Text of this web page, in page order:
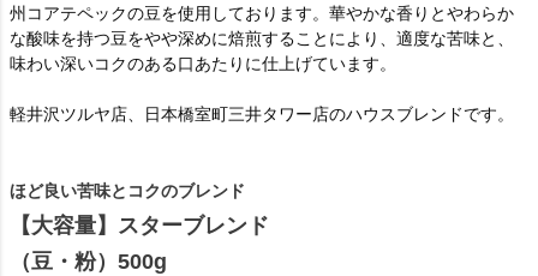
州コアテペックの豆を使用しております。華やかな香りとやわらか
な酸味を持つ豆をやや深めに焙煎することにより、適度な苦味と、
味わい深いコクのある口あたりに仕上げています。
軽井沢ツルヤ店、日本橋室町三井タワー店のハウスブレンドです。
ほど良い苦味とコクのブレンド
【大容量】スターブレンド
（豆・粉）500g